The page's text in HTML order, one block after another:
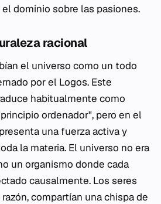
dominio sobre las pasiones.
racional
el universo como un todo
por el Logos. Este
habitualmente como
ordenador", pero en el
una fuerza activa y
la materia. El universo no era
un organismo donde cada
causalmente. Los seres
compartían una chispa de